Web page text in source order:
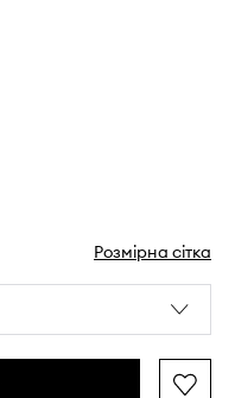
Розмірна сітка